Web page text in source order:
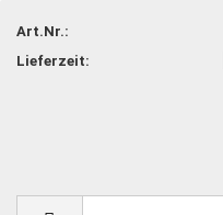
Art.Nr.:
Lieferzeit: